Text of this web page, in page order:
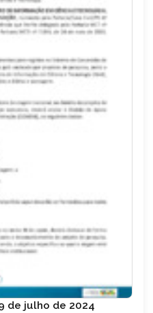
de julho de 2024